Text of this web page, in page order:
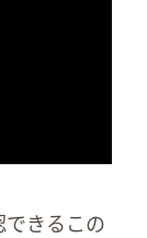
きるこの